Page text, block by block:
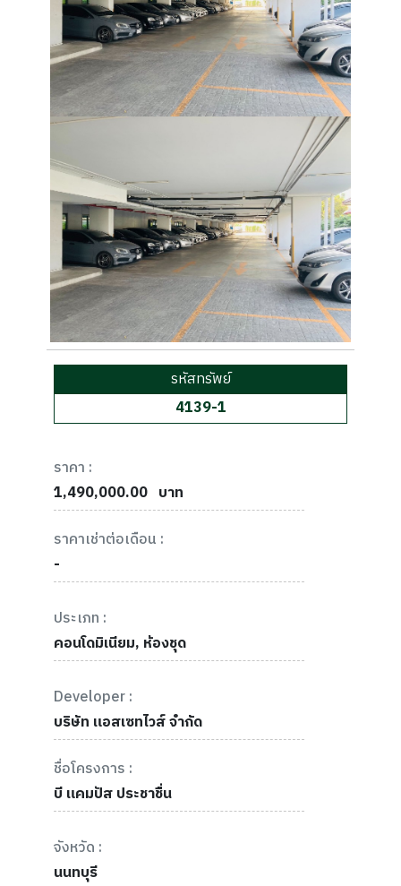
รหัสทรัพย์
4139-1
ราคา :
1,490,000.00 บาท
ราคาเช่าต่อเดือน :
-
ประเภท :
คอนโดมิเนียม, ห้องชุด
Developer :
บริษัท แอสเซทไวส์ จำกัด
ชื่อโครงการ :
บี แคมปัส ประชาชื่น
จังหวัด :
นนทบุรี